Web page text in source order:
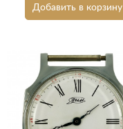
Добавить в корзину